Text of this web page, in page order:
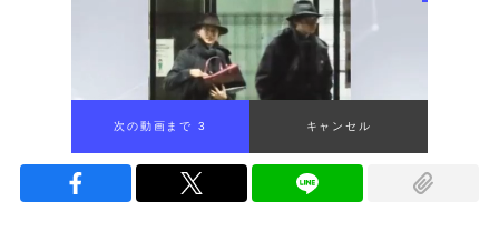
次の動画まで 1 キャンセル